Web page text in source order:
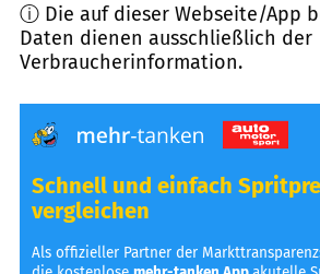
ⓘ Die auf dieser Webseite/App
Daten dienen ausschließlich der
Verbraucherinformation.
Schnell und einfach
vergleichen
Als offizieller Partner der